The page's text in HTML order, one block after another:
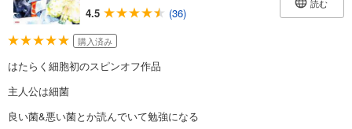
4.5 (36)
読む
購入済み
はたらく細胞初のスピンオフ作品
主人公は細菌
良い菌&悪い菌とか読んでいて勉強になる